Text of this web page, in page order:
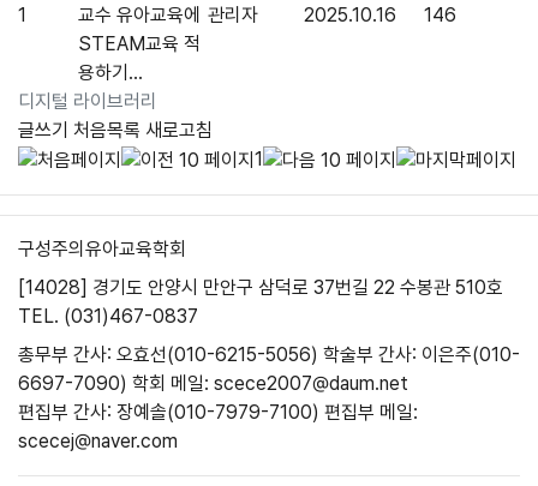
디지털 라이브러리
1
교수 유아교육에
STEAM교육 적
용하기...
관리자 2025.10.16 146
글쓰기 처음목록 새로고침
1
구성주의유아교육학회
[14028] 경기도 안양시 만안구 삼덕로 37번길 22 수봉관 510호
TEL. (031)467-0837
총무부 간사: 오효선(010-6215-5056) 학술부 간사: 이은주(010-
6697-7090) 학회 메일: scece2007@daum.net
편집부 간사: 장예솔(010-7979-7100) 편집부 메일:
scecej@naver.com